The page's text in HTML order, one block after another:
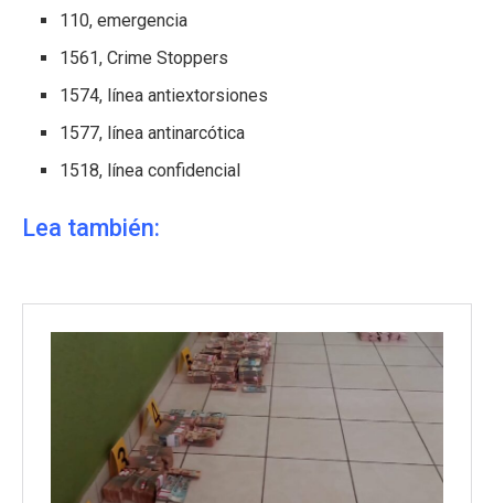
110, emergencia
1561, Crime Stoppers
1574, línea antiextorsiones
1577, línea antinarcótica
1518, línea confidencial
Lea también: